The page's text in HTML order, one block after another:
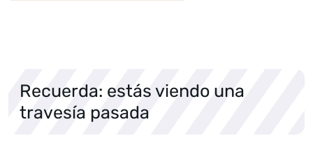
Recuerda: estás viendo una
travesía pasada